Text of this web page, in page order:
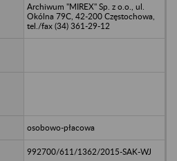
Archiwum "MIREX" Sp. z o.o., ul.
Okólna 79C, 42-200 Częstochowa,
tel./fax (34) 361-29-12
osobowo-płacowa
992700/611/1362/2015-SAK-WJ